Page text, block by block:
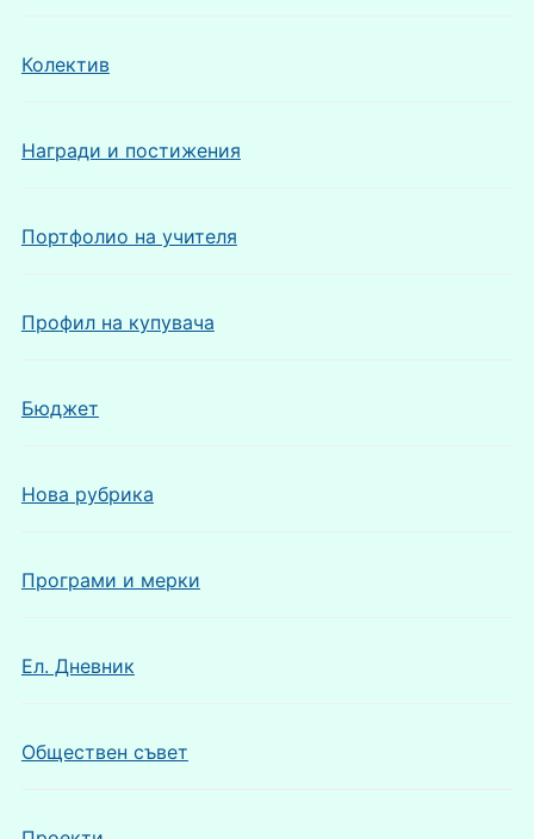
Колектив
Награди и постижения
Портфолио на учителя
Профил на купувача
Бюджет
Нова рубрика
Програми и мерки
Ел. Дневник
Обществен съвет